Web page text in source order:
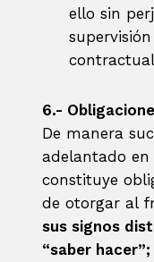
ello sin
6.-
De manera
adelantado
constituye
de otorgar al
sus signos
“saber